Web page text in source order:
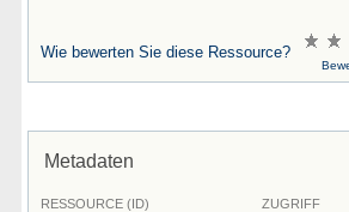
Wie bewerten Sie diese Ressource?
Metadaten
RESSOURCE (ID) ZUGRIFF